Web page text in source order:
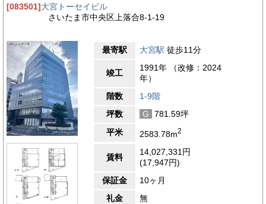
[083501]大宮トーセイビル
さいたま市中央区上落合8-1-19
最寄駅 大宮駅 徒歩11分
竣工
1991年 （改修：2024
年）
階数
1-9階
坪数
G
781.59坪
平米
2583.78m2
賃料
14,027,331円
(17,947円)
保証金
10ヶ月
礼金
無